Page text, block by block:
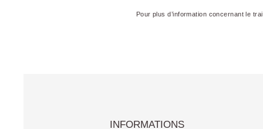
Pour plus d’information concernant le
INFORMATIONS